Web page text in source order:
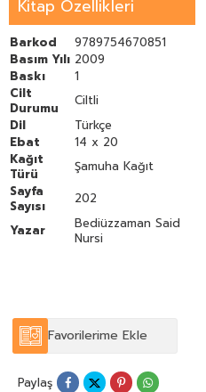
Kitap Özellikleri
Barkod
9789754670851
Basım Yılı 2009
Baskı
1
Cilt
Durumu
Ciltli
Dil
Türkçe
Ebat
14 x 20
Kağıt
Türü
Şamuha Kağıt
Sayfa
Sayısı
202
Yazar
Bediüzzaman Said
Nursi
Favorilerime Ekle
Paylaş